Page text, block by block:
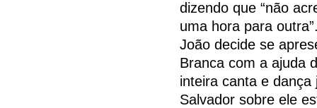
dizendo que “não
uma hora para
João decide se
Branca com a ajuda
inteira canta e
Salvador sobre ele